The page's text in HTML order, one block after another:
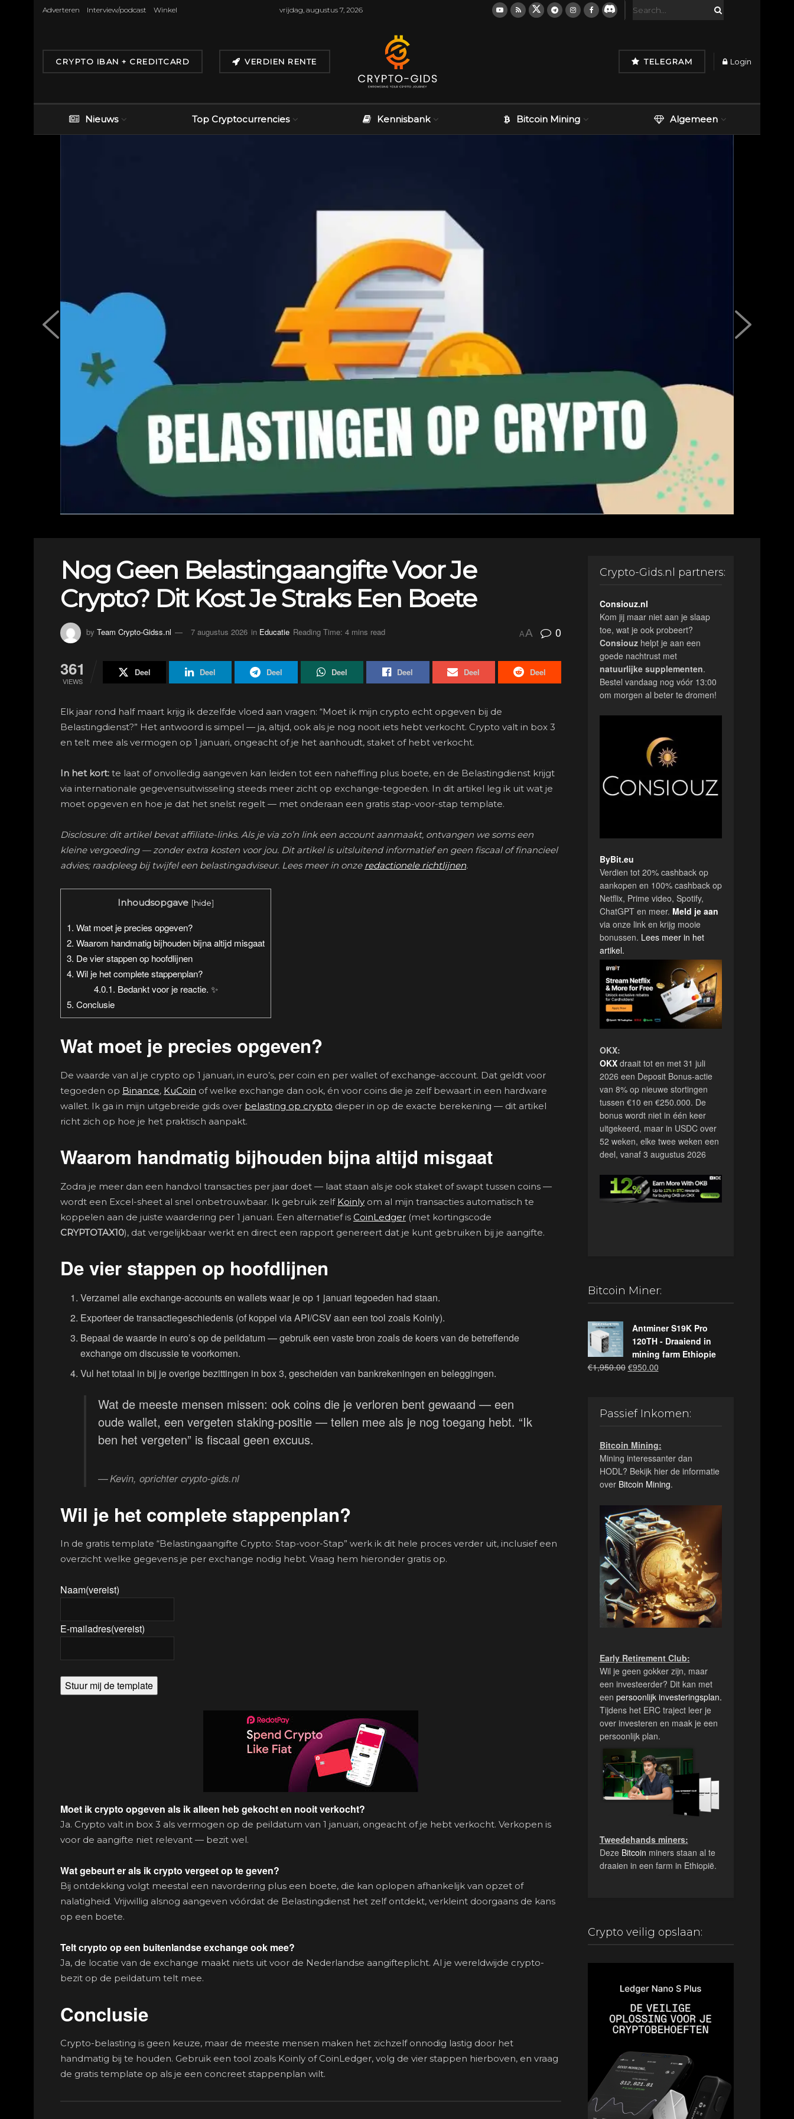
Adverteren Interview/podcast Winkel vrijdag, augustus 7, 2026
CRYPTO IBAN + CREDITCARD VERDIEN RENTE TELEGRAM Login
Nieuws Top Cryptocurrencies Kennisbank Bitcoin Mining Algemeen
Nog Geen Belastingaangifte Voor Je
Crypto? Dit Kost Je Straks Een Boete
by Team Crypto-Gidss.nl 7 augustus 2026 in Educatie Reading Time: 4 mins read AA 0
361
VIEWS
Deel Deel Deel Deel Deel Deel Deel
Elk jaar rond half maart krijg ik dezelfde vloed aan vragen: “Moet ik mijn crypto echt opgeven bij de
Belastingdienst?” Het antwoord is simpel — ja, altijd, ook als je nog nooit iets hebt verkocht. Crypto valt in box 3
en telt mee als vermogen op 1 januari, ongeacht of je het aanhoudt, staket of hebt verkocht.
In het kort: te laat of onvolledig aangeven kan leiden tot een naheffing plus boete, en de Belastingdienst krijgt
via internationale gegevensuitwisseling steeds meer zicht op exchange-tegoeden. In dit artikel leg ik uit wat je
moet opgeven en hoe je dat het snelst regelt — met onderaan een gratis stap-voor-stap template.
Disclosure: dit artikel bevat affiliate-links. Als je via zo’n link een account aanmaakt, ontvangen we soms een
kleine vergoeding — zonder extra kosten voor jou. Dit artikel is uitsluitend informatief en geen fiscaal of financieel
advies; raadpleeg bij twijfel een belastingadviseur. Lees meer in onze redactionele richtlijnen.
Inhoudsopgave [hide]
1. Wat moet je precies opgeven?
2. Waarom handmatig bijhouden bijna altijd misgaat
3. De vier stappen op hoofdlijnen
4. Wil je het complete stappenplan?
4.0.1. Bedankt voor je reactie. ✨
5. Conclusie
Wat moet je precies opgeven?
De waarde van al je crypto op 1 januari, in euro’s, per coin en per wallet of exchange-account. Dat geldt voor
tegoeden op Binance, KuCoin of welke exchange dan ook, én voor coins die je zelf bewaart in een hardware
wallet. Ik ga in mijn uitgebreide gids over belasting op crypto dieper in op de exacte berekening — dit artikel
richt zich op hoe je het praktisch aanpakt.
Waarom handmatig bijhouden bijna altijd misgaat
Zodra je meer dan een handvol transacties per jaar doet — laat staan als je ook staket of swapt tussen coins —
wordt een Excel-sheet al snel onbetrouwbaar. Ik gebruik zelf Koinly om al mijn transacties automatisch te
koppelen aan de juiste waardering per 1 januari. Een alternatief is CoinLedger (met kortingscode
CRYPTOTAX10), dat vergelijkbaar werkt en direct een rapport genereert dat je kunt gebruiken bij je aangifte.
De vier stappen op hoofdlijnen
Verzamel alle exchange-accounts en wallets waar je op 1 januari tegoeden had staan.
Exporteer de transactiegeschiedenis (of koppel via API/CSV aan een tool zoals Koinly).
Bepaal de waarde in euro’s op de peildatum — gebruik een vaste bron zoals de koers van de betreffende
exchange om discussie te voorkomen.
Vul het totaal in bij je overige bezittingen in box 3, gescheiden van bankrekeningen en beleggingen.
Wat de meeste mensen missen: ook coins die je verloren bent gewaand — een
oude wallet, een vergeten staking-positie — tellen mee als je nog toegang hebt. “Ik
ben het vergeten” is fiscaal geen excuus.
Kevin, oprichter crypto-gids.nl
Wil je het complete stappenplan?
In de gratis template “Belastingaangifte Crypto: Stap-voor-Stap” werk ik dit hele proces verder uit, inclusief een
overzicht welke gegevens je per exchange nodig hebt. Vraag hem hieronder gratis op.
Naam(vereist)
E-mailadres(vereist)
Stuur mij de template
Moet ik crypto opgeven als ik alleen heb gekocht en nooit verkocht?
Ja. Crypto valt in box 3 als vermogen op de peildatum van 1 januari, ongeacht of je hebt verkocht. Verkopen is
voor de aangifte niet relevant — bezit wel.
Wat gebeurt er als ik crypto vergeet op te geven?
Bij ontdekking volgt meestal een navordering plus een boete, die kan oplopen afhankelijk van opzet of
nalatigheid. Vrijwillig alsnog aangeven vóórdat de Belastingdienst het zelf ontdekt, verkleint doorgaans de kans
op een boete.
Telt crypto op een buitenlandse exchange ook mee?
Ja, de locatie van de exchange maakt niets uit voor de Nederlandse aangifteplicht. Al je wereldwijde crypto-
bezit op de peildatum telt mee.
Conclusie
Crypto-belasting is geen keuze, maar de meeste mensen maken het zichzelf onnodig lastig door het
handmatig bij te houden. Gebruik een tool zoals Koinly of CoinLedger, volg de vier stappen hierboven, en vraag
de gratis template op als je een concreet stappenplan wilt.
Crypto-Gids.nl partners:
Consiouz.nl
Kom jij maar niet aan je slaap
toe, wat je ook probeert?
Consiouzhelpt je aan een
goede nachtrust met
natuurlijke supplementen.
Bestel vandaag nog vóór 13:00
om morgen al beter te dromen!
ByBit.eu
Verdien tot 20% cashback op
aankopen en 100% cashback op
Netflix, Prime video, Spotify,
ChatGPT en meer. Meld je aan
via onze link en krijg mooie
bonussen. Lees meer in het
artikel.
OKX:
OKXdraait tot en met 31 juli
2026 een Deposit Bonus-actie
van 8% op nieuwe stortingen
tussen €10 en €250.000. De
bonus wordt niet in één keer
uitgekeerd, maar in USDC over
52 weken, elke twee weken een
deel, vanaf 3 augustus 2026
Bitcoin Miner:
Antminer S19K Pro
120TH - Draaiend in
mining farm Ethiopie
€1,950.00 Oorspronkelijke
€950.00Huidige
Passief Inkomen:
Bitcoin Mining:
Mining interessanter dan
HODL? Bekijk hier de informatie
over Bitcoin Mining.
Early Retirement Club:
Wil je geen gokker zijn, maar
een investeerder? Dit kan met
een persoonlijk investeringsplan.
Tijdens het ERC traject leer je
over investeren en maak je een
persoonlijk plan.
Tweedehands miners:
Deze Bitcoin miners staan al te
draaien in een farm in Ethiopië.
Crypto veilig opslaan: